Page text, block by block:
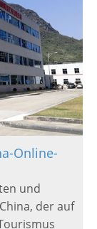
Online-
und
der auf